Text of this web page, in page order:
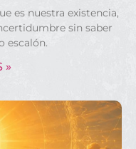
es nuestra existencia,
sin saber
escalón.
»